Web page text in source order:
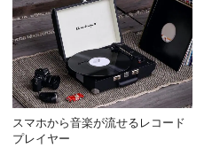
スマホから音楽が流せるレコード
プレイヤー